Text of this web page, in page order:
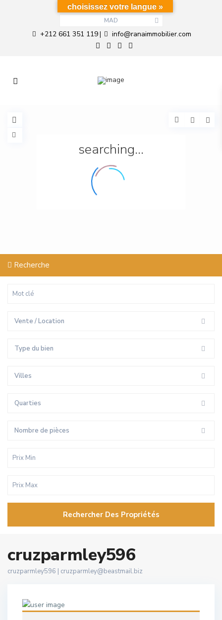
MAD
+212 661 351 119| info@ranaimmobilier.com
searching...
Recherche
Vente / Location
Type du bien
Villes
Quarties
Nombre de pièces
Rechercher Des Propriétés
cruzparmley596
cruzparmley596 | cruzparmley@beastmail.biz
choisissez votre langue »